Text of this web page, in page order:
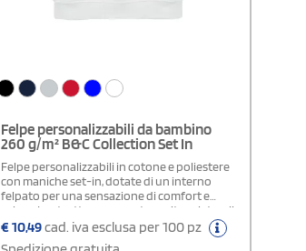
Felpe personalizzabili da bambino
260 g/m² B&C Collection Set In
Felpe personalizzabili in cotone e poliestere
con maniche set-in, dotate di un interno
felpato per una sensazione di comfort e
calore. La struttura presenta cuciture laterali
per una maggiore vestibilità, mentre il
€10,49cad. iva esclusa per 100 pz